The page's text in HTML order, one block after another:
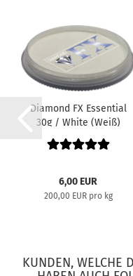
Diamond FX Essential
30g / White (Weiß)
6,00 EUR
200,00 EUR pro kg
KUNDEN, WELCHE